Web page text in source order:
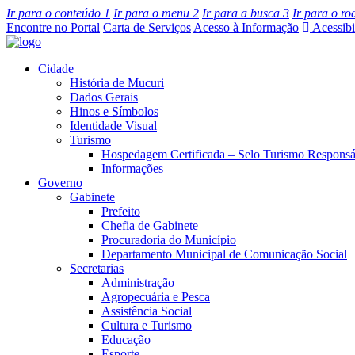
Ir para o conteúdo 1 Ir para o menu 2 Ir para a busca 3 Ir para o
Encontre no Portal Carta de Serviços Acesso à Informação
Cidade
História de Mucuri
Dados Gerais
Hinos e Símbolos
Identidade Visual
Turismo
Hospedagem Certificada – Selo Turismo
Informações
Governo
Gabinete
Prefeito
Chefia de Gabinete
Procuradoria do Município
Departamento Municipal de Comunicação Social
Secretarias
Administração
Agropecuária e Pesca
Assistência Social
Cultura e Turismo
Educação